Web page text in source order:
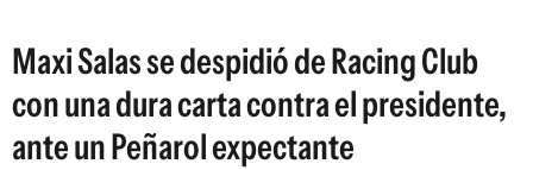
Maxi Salas se despidió de Racing Club
con una dura carta contra el presidente,
ante un Peñarol expectante